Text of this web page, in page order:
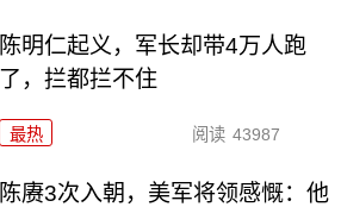
陈明仁起义，军长却带4万人跑
了，拦都拦不住
最热 阅读 43987
陈赓3次入朝，美军将领感慨：他